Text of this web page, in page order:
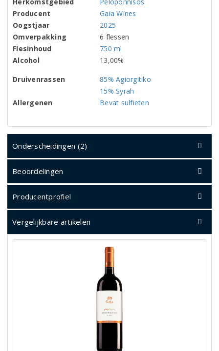
Producent
Gaia Wines
Oogstjaar
2025
Omverpakking
6 flessen
Flesinhoud
750 ml
Alcohol
13,00%
Druivenrassen
85% Agiorgitiko
15% Syrah
Allergenen
Bevat sulfieten
Onderscheidingen (2)
Beoordelingen
Producentprofiel
Vergelijkbare artikelen